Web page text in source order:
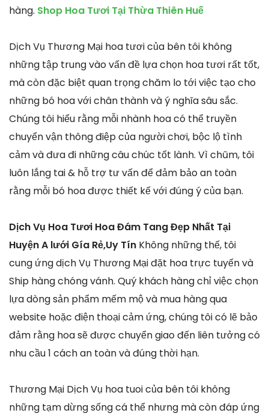
hàng. Shop Hoa Tươi Tại Thừa Thiên Huế
Dịch Vụ Thương Mại hoa tươi của bên tôi không
những tập trung vào vấn đề lựa chọn hoa tươi rất tốt,
mà còn đặc biệt quan trọng chăm lo tới việc tạo cho
những bó hoa với chân thành và ý nghĩa sâu sắc.
Chúng tôi hiểu rằng mỗi nhành hoa có thể truyền
chuyển vận thông điệp của người chơi, bộc lộ tình
cảm và đưa đi những câu chúc tốt lành. Vì chũm, tôi
luôn lắng tai & hỗ trợ tư vấn để đảm bảo an toàn
rằng mỗi bó hoa được thiết kế với đúng ý của bạn.
Dịch Vụ Hoa Tươi Hoa Đám Tang Đẹp Nhất Tại
Huyện A lưới Gía Rẻ,Uy Tín Không những thế, tôi
cung ứng dịch Vụ Thương Mại đặt hoa trực tuyến và
Ship hàng chóng vánh. Quý khách hàng chỉ việc chọn
lựa dòng sản phẩm mếm mộ và mua hàng qua
website hoặc điện thoại cảm ứng, chúng tôi có lẽ bảo
đảm rằng hoa sẽ được chuyển giao đến liên tưởng có
nhu cầu 1 cách an toàn và đúng thời hạn.
Thương Mại Dịch Vụ hoa tuoi của bên tôi không
những tạm dừng sống cá thể nhưng mà còn đáp ứng